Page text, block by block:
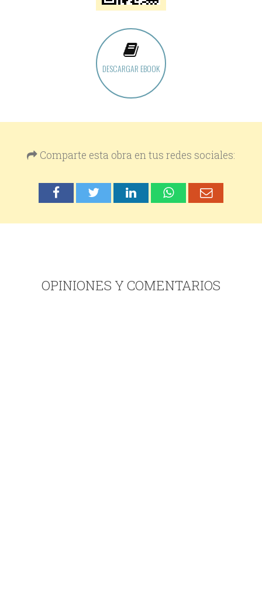
DESCARGAR EBOOK
Comparte esta obra en tus redes sociales:
OPINIONES Y COMENTARIOS